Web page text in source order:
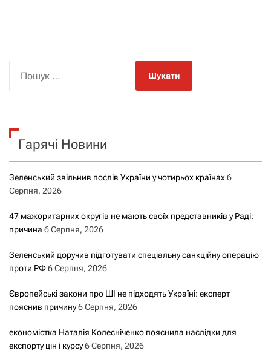
к
Гарячі Новини
Зеленський звільнив послів України у чотирьох країнах 6
Серпня, 2026
47 мажоритарних округів не мають своїх представників у Раді:
причина 6 Серпня, 2026
Зеленський доручив підготувати спеціальну санкційну операцію
проти РФ6 Серпня, 2026
Європейські закони про ШІ не підходять Україні: експерт
пояснив причину6 Серпня, 2026
економістка Наталія Колесніченко пояснила наслідки для
експорту цін і курсу6 Серпня, 2026